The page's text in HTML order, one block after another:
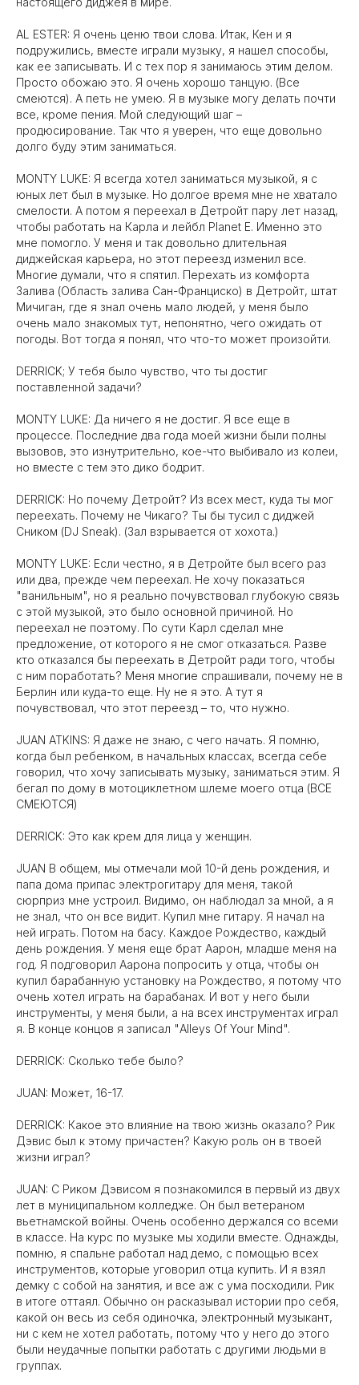
AL ESTER: Я очень ценю твои слова. Итак, Кен и я
подружились, вместе играли музыку, я нашел способы,
как ее записывать. И с тех пор я занимаюсь этим делом.
Просто обожаю это. Я очень хорошо танцую. (Все
смеются). А петь не умею. Я в музыке могу делать почти
все, кроме пения. Мой следующий шаг –
продюсирование. Так что я уверен, что еще довольно
долго буду этим заниматься.
MONTY LUKE: Я всегда хотел заниматься музыкой, я с
юных лет был в музыке. Но долгое время мне не хватало
смелости. А потом я переехал в Детройт пару лет назад,
чтобы работать на Карла и лейбл Planet E. Именно это
мне помогло. У меня и так довольно длительная
диджейская карьера, но этот переезд изменил все.
Многие думали, что я спятил. Перехать из комфорта
Залива (Область залива Сан-Франциско) в Детройт, штат
Мичиган, где я знал очень мало людей, у меня было
очень мало знакомых тут, непонятно, чего ожидать от
погоды. Вот тогда я понял, что что-то может произойти.
DERRICK; У тебя было чувство, что ты достиг
поставленной задачи?
MONTY LUKE: Да ничего я не достиг. Я все еще в
процессе. Последние два года моей жизни были полны
вызовов, это изнутрительно, кое-что выбивало из колеи,
но вместе с тем это дико бодрит.
DERRICK: Но почему Детройт? Из всех мест, куда ты мог
переехать. Почему не Чикаго? Ты бы тусил с диджей
Сником (DJ Sneak). (Зал взрывается от хохота.)
MONTY LUKE: Если честно, я в Детройте был всего раз
или два, прежде чем переехал. Не хочу показаться
"ванильным", но я реально почувствовал глубокую связь
с этой музыкой, это было основной причиной. Но
переехал не поэтому. По сути Карл сделал мне
предложение, от которого я не смог отказаться. Разве
кто отказался бы переехать в Детройт ради того, чтобы
с ним поработать? Меня многие спрашивали, почему не в
Берлин или куда-то еще. Ну не я это. А тут я
почувствовал, что этот переезд – то, что нужно.
JUAN ATKINS: Я даже не знаю, с чего начать. Я помню,
когда был ребенком, в начальных классах, всегда себе
говорил, что хочу записывать музыку, заниматься этим. Я
бегал по дому в мотоциклетном шлеме моего отца (ВСЕ
СМЕЮТСЯ)
DERRICK: Это как крем для лица у женщин.
JUAN В общем, мы отмечали мой 10-й день рождения, и
папа дома припас электрогитару для меня, такой
сюрприз мне устроил. Видимо, он наблюдал за мной, а я
не знал, что он все видит. Купил мне гитару. Я начал на
ней играть. Потом на басу. Каждое Рождество, каждый
день рождения. У меня еще брат Аарон, младше меня на
год. Я подговорил Аарона попросить у отца, чтобы он
купил барабанную установку на Рождество, я потому что
очень хотел играть на барабанах. И вот у него были
инструменты, у меня были, а на всех инструментах играл
я. В конце концов я записал "Alleys Of Your Mind".
DERRICK: Сколько тебе было?
JUAN: Может, 16-17.
DERRICK: Какое это влияние на твою жизнь оказало? Рик
Дэвис был к этому причастен? Какую роль он в твоей
жизни играл?
JUAN: С Риком Дэвисом я познакомился в первый из двух
лет в муниципальном колледже. Он был ветераном
вьетнамской войны. Очень особенно держался со всеми
в классе. На курс по музыке мы ходили вместе. Однажды,
помню, я спальне работал над демо, с помощью всех
инструментов, которые уговорил отца купить. И я взял
демку с собой на занятия, и все аж с ума посходили. Рик
в итоге оттаял. Обычно он расказывал истории про себя,
какой он весь из себя одиночка, электронный музыкант,
ни с кем не хотел работать, потому что у него до этого
были неудачные попытки работать с другими людьми в
группах.